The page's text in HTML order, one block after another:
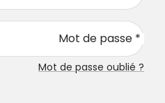
Mot de passe *
Mot de passe oublié ?